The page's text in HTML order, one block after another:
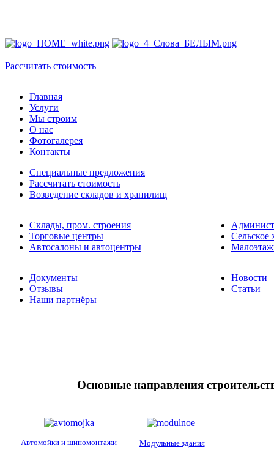
Рассчитать стоимость
Главная
Услуги
Мы строим
О нас
Фотогалерея
Контакты
Специальные предложения
Рассчитать стоимость
Возведение складов и хранилищ
Склады, пром. строения
Торговые центры
Автосалоны и автоцентры
Сельское
Документы
Отзывы
Наши партнёры
Новости
Статьи
Основные направления
Автомойки и шиномонтажи Модульные здания